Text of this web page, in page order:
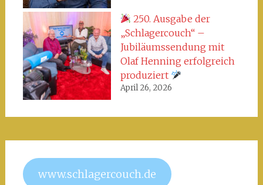
250. Ausgabe der
„Schlagercouch“ –
Jubiläumssendung mit
Olaf Henning erfolgreich
produziert
April 26, 2026
www.schlagercouch.de